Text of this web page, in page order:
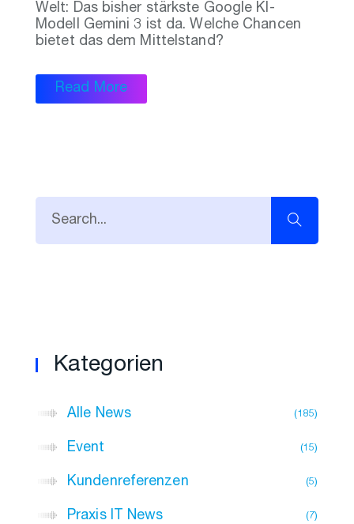
Welt: Das bisher stärkste Google KI-
Modell Gemini 3 ist da. Welche Chancen
bietet das dem Mittelstand?
Read More
Kategorien
Alle News 185
Event 15
Kundenreferenzen 5
Praxis IT News 7